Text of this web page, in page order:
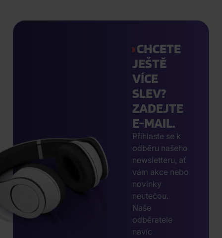
CHCETE
JEŠTĚ
VÍCE
SLEV?
ZADEJTE
E-MAIL.
Přihlaste se k
odběru našeho
newsletteru, ať
vám akce nebo
novinky
neutečou.
Naše
odběratele
navíc